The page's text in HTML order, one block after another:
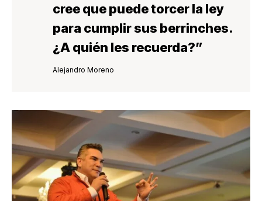
cree que puede torcer la ley
para cumplir sus berrinches.
¿A quién les recuerda?”
Alejandro Moreno